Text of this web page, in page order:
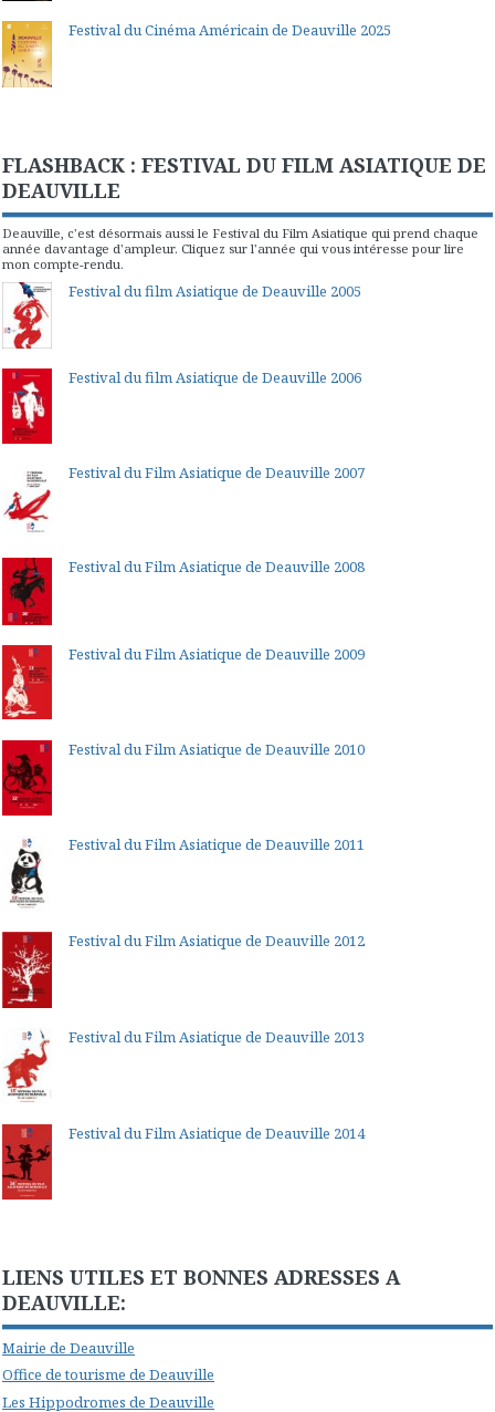
Festival du Cinéma Américain de Deauville 2025
FLASHBACK : FESTIVAL DU FILM ASIATIQUE DE
DEAUVILLE
Deauville, c'est désormais aussi le Festival du Film Asiatique qui prend chaque
année davantage d'ampleur. Cliquez sur l'année qui vous intéresse pour lire
mon compte-rendu.
Festival du film Asiatique de Deauville 2005
Festival du film Asiatique de Deauville 2006
Festival du Film Asiatique de Deauville 2007
Festival du Film Asiatique de Deauville 2008
Festival du Film Asiatique de Deauville 2009
Festival du Film Asiatique de Deauville 2010
Festival du Film Asiatique de Deauville 2011
Festival du Film Asiatique de Deauville 2012
Festival du Film Asiatique de Deauville 2013
Festival du Film Asiatique de Deauville 2014
LIENS UTILES ET BONNES ADRESSES A
DEAUVILLE:
Mairie de Deauville
Office de tourisme de Deauville
Les Hippodromes de Deauville